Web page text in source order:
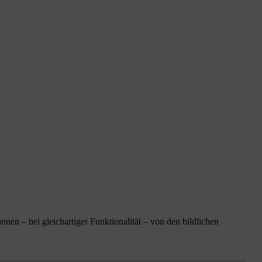
– bei gleichartiger Funktionalität – von den bildlichen